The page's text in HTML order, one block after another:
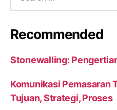
Recommended
Stonewalling:
Komunikasi Pemasaran
Tujuan, Strategi, Proses